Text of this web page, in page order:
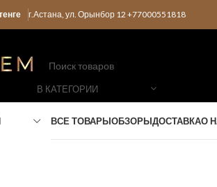
г.Астана, ул. Орынбор 12 +77000551818
В КАТЕГОРИИ
ВСЕ ТОВАРЫОБЗОРЫДОСТАВКАО